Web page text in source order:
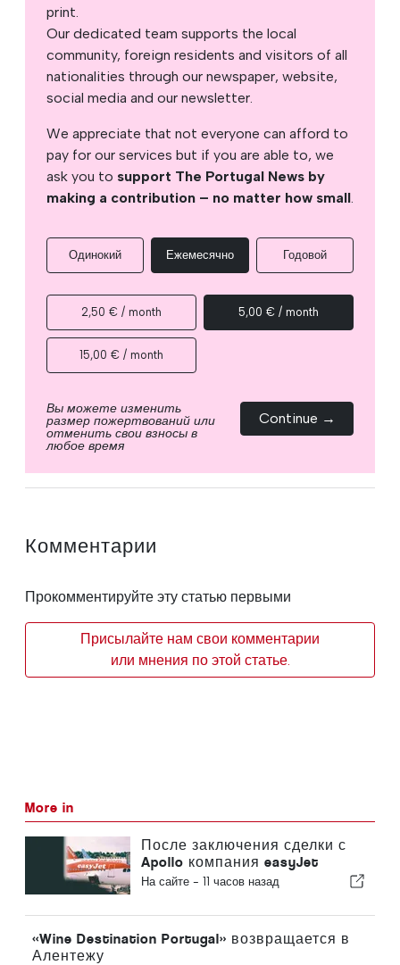
print.
Our dedicated team supports the local
community, foreign residents and visitors of all
nationalities through our newspaper, website,
social media and our newsletter.
We appreciate that not everyone can afford to
pay for our services but if you are able to, we
ask you to support The Portugal News by
making a contribution – no matter how small.
Одинокий Ежемесячно Годовой
2,50 € / month 5,00 € / month
15,00 € / month
Вы можете изменить
размер пожертвований или
отменить свои взносы в
любое время
Continue →
Комментарии
Прокомментируйте эту статью первыми
Присылайте нам свои комментарии
или мнения по этой статье.
More in
После заключения сделки с
Apollo компания easyJet
приближается к Sun
На сайте - 11 часов назад
«Wine Destination Portugal» возвращается в
Алентежу